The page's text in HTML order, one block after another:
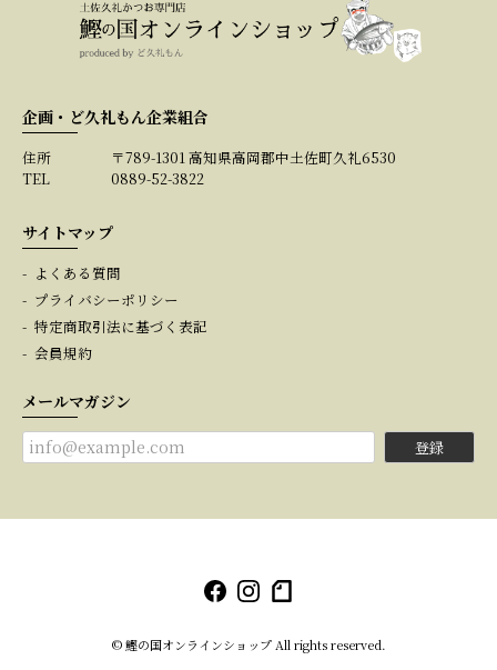
企画・ど久礼もん企業組合
住所
〒789-1301 高知県高岡郡中土佐町久礼6530
TEL
0889-52-3822
サイトマップ
よくある質問
プライバシーポリシー
特定商取引法に基づく表記
会員規約
メールマガジン
登録
© 鰹の国オンラインショップ All rights reserved.